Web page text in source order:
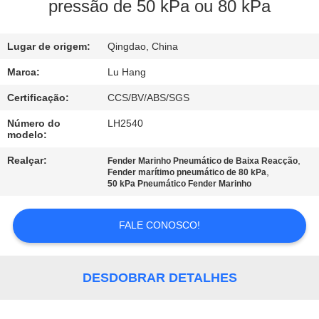
DE
QUALIDADE
CONTACTE-
NOS
SOLICITE UM
ORÇAMENTO
pressão de 50 kPa ou 80 kPa
Lugar de origem: Qingdao, China
Marca: Lu Hang
Certificação: CCS/BV/ABS/SGS
Número do
modelo:
LH2540
Realçar: Fender Marinho Pneumático de Baixa Reacção,
Fender marítimo pneumático de 80 kPa,
50 kPa Pneumático Fender Marinho
FALE CONOSCO!
DESDOBRAR DETALHES